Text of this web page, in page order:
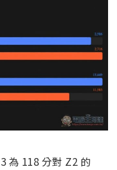
為 118 分對 Z2 的